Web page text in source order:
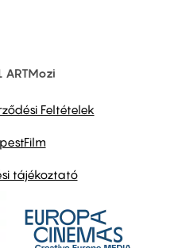
ARTMozi
Feltételek
tájékoztató